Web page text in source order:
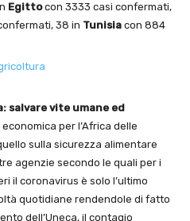
Egittocon 3333 casi confermati,
38 in Tunisia con 884
salvare vite umane ed
per l’Africa delle
sulla sicurezza alimentare
agenzie secondo le quali per i
il coronavirus è solo l’ultimo
quotidiane rendendole di fatto
dell’Uneca, il contagio